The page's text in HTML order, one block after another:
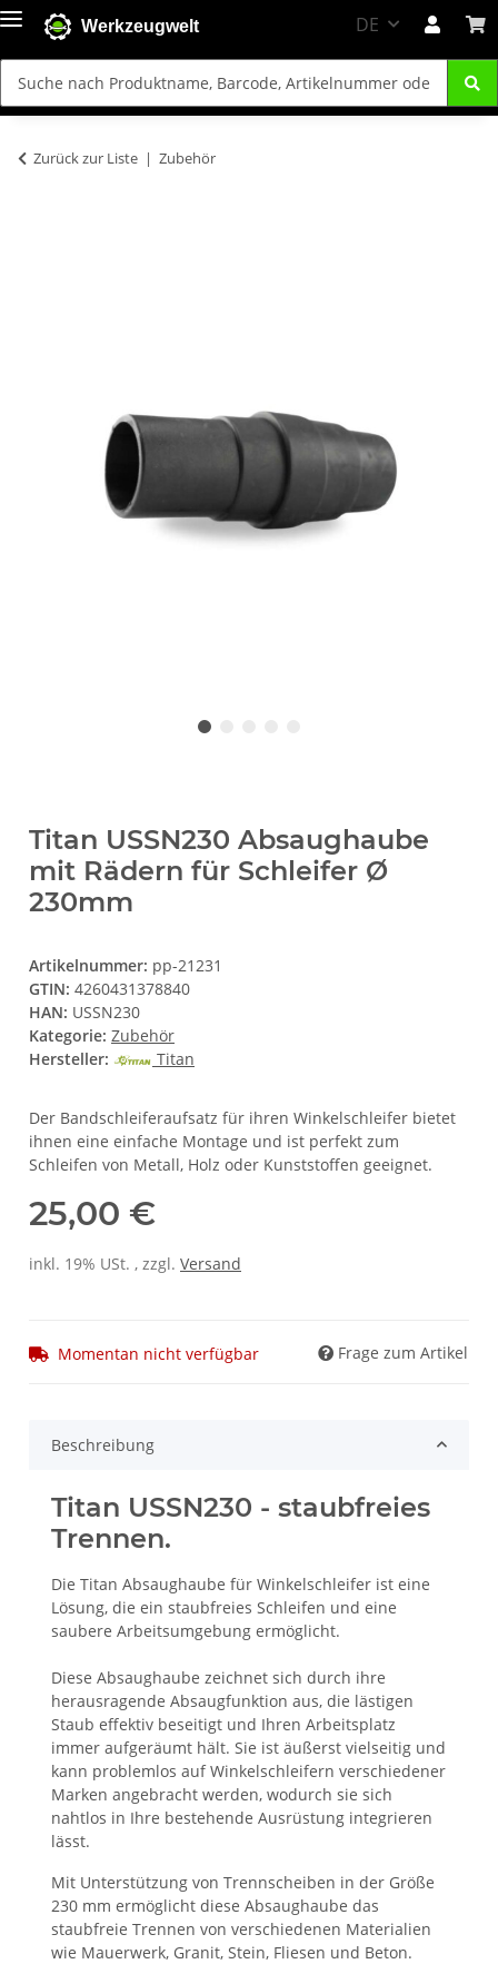
Werkzeugwelt DE
Zurück zur Liste Zubehör
Titan USSN230 Absaughaube
mit Rädern für Schleifer Ø
230mm
Artikelnummer: pp-21231
GTIN: 4260431378840
HAN: USSN230
Kategorie: Zubehör
Hersteller:
Titan
Der Bandschleiferaufsatz für ihren Winkelschleifer bietet
ihnen eine einfache Montage und ist perfekt zum
Schleifen von Metall, Holz oder Kunststoffen geeignet.
25,00 €
inkl. 19% USt. , zzgl. Versand
Momentan nicht verfügbar Frage zum Artikel
Beschreibung
Titan USSN230 - staubfreies
Trennen.
Die Titan Absaughaube für Winkelschleifer ist eine
Lösung, die ein staubfreies Schleifen und eine
saubere Arbeitsumgebung ermöglicht.
Diese Absaughaube zeichnet sich durch ihre
herausragende Absaugfunktion aus, die lästigen
Staub effektiv beseitigt und Ihren Arbeitsplatz
immer aufgeräumt hält. Sie ist äußerst vielseitig und
kann problemlos auf Winkelschleifern verschiedener
Marken angebracht werden, wodurch sie sich
nahtlos in Ihre bestehende Ausrüstung integrieren
lässt.
Mit Unterstützung von Trennscheiben in der Größe
230 mm ermöglicht diese Absaughaube das
staubfreie Trennen von verschiedenen Materialien
wie Mauerwerk, Granit, Stein, Fliesen und Beton.